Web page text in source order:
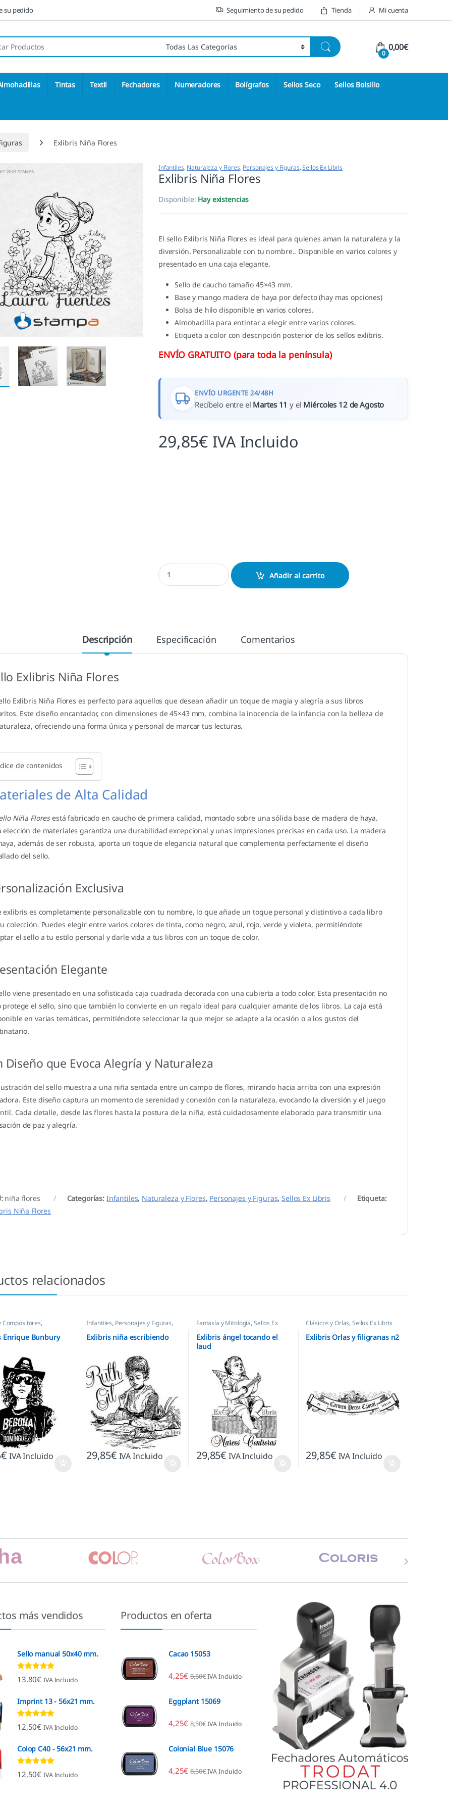
su pedido Seguimiento de su pedido Tienda Mi cuenta
de:
0
0,00€
Tintas Textil Fechadores Numeradores Bolígrafos Sellos Seco Sellos Bolsillo
Exlibris Niña Flores
Infantiles, Naturaleza y Flores, Personajes y Figuras,Sellos Ex Libris
Exlibris Niña Flores
Disponible: Hay existencias
El sello Exlibris Niña Flores es ideal para quienes aman la naturaleza y la
diversión. Personalizable con tu nombre.. Disponible en varios colores y
presentado en una caja elegante.
Sello de caucho tamaño 45×43 mm.
Base y mango madera de haya por defecto (hay mas opciones)
Bolsa de hilo disponible en varios colores.
Almohadilla para entintar a elegir entre varios colores.
Etiqueta a color con descripción posterior de los sellos exlibris.
ENVÍO GRATUITO (para toda la península)
ENVÍO URGENTE 24/48H
Recíbelo entre el Martes 11 y el Miércoles 12 de Agosto
29,85€ IVA Incluido
Exlibris Niña Flores cantidad
Añadir al carrito
Descripción Especificación Comentarios
Exlibris Niña Flores
Exlibris Niña Flores es perfecto para aquellos que desean añadir un toque de magia y alegría a sus libros
Este diseño encantador, con dimensiones de 45×43 mm, combina la inocencia de la infancia con la belleza de
ofreciendo una forma única y personal de marcar tus lecturas.
de contenidos
de Alta Calidad
Niña Floresestá fabricado en caucho de primera calidad, montado sobre una sólida base de madera de haya.
elección de materiales garantiza una durabilidad excepcional y unas impresiones precisas en cada uso. La madera
además de ser robusta, aporta un toque de elegancia natural que complementa perfectamente el diseño
del sello.
Exclusiva
exlibris es completamente personalizable con tu nombre, lo que añade un toque personal y distintivo a cada libro
colección. Puedes elegir entre varios colores de tinta, como negro, azul, rojo, verde y violeta, permitiéndote
el sello a tu estilo personal y darle vida a tus libros con un toque de color.
Elegante
viene presentado en una sofisticada caja cuadrada decorada con una cubierta a todo color. Esta presentación no
protege el sello, sino que también lo convierte en un regalo ideal para cualquier amante de los libros. La caja está
en varias temáticas, permitiéndote seleccionar la que mejor se adapte a la ocasión o a los gustos del
Diseño que Evoca Alegría y Naturaleza
del sello muestra a una niña sentada entre un campo de flores, mirando hacia arriba con una expresión
Este diseño captura un momento de serenidad y conexión con la naturaleza, evocando la diversión y el juego
Cada detalle, desde las flores hasta la postura de la niña, está cuidadosamente elaborado para transmitir una
de paz y alegría.
niña flores Categorías: Infantiles, Naturaleza y Flores, Personajes y Figuras,Sellos Ex Libris
Etiqueta:
Niña Flores
relacionados
Compositores,
y Figuras Sellos Ex
Enrique Bunbury
€ IVA Incluido
Infantiles, Personajes y Figuras,
Sellos Ex Libris
Exlibris niña escribiendo
29,85€ IVA Incluido
Fantasía y Mitología, Sellos Ex
Exlibris ángel tocando el
laud
29,85€ IVA Incluido
Clásicos y Orlas, Sellos Ex Libris
Exlibris Orlas y filigranas n2
29,85€ IVA Incluido
más vendidos
Sello manual 50x40 mm.
Valorado con
4.80de 5
13,80€ IVA Incluido
Imprint 13 - 56x21 mm.
Valorado con
4.96de 5
12,50€ IVA Incluido
Colop C40 - 56x21 mm.
Valorado con
4.89de 5
12,50€ IVA Incluido
Productos en oferta
Cacao 15053
4,25€ 8,50€ IVA Incluido
Eggplant 15069
4,25€ 8,50€ IVA Incluido
Colonial Blue 15076
4,25€ 8,50€ IVA Incluido